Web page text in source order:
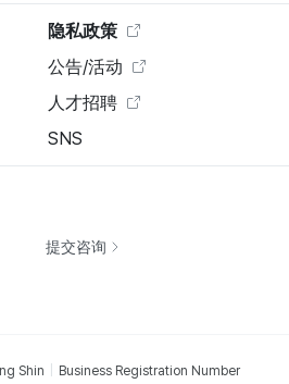
隐私政策
公告/活动
人才招聘
SNS
提交咨询
Shin
Business Registration Number